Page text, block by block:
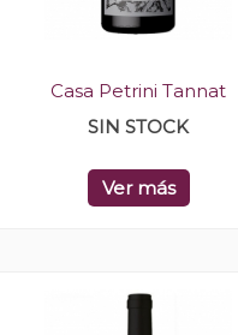
Casa Petrini Tannat
SIN STOCK
Ver más